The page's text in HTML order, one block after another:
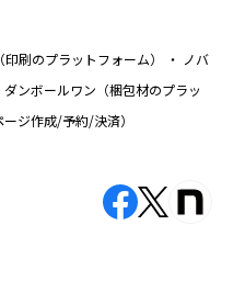
印刷のプラットフォーム）
ノバ
ダンボールワン（梱包材のプラッ
ジ作成/予約/決済）